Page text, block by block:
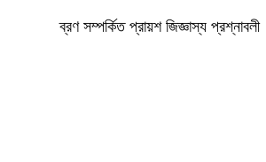
ব্রণ সম্পর্কিত প্রায়শ জিজ্ঞাস্য প্রশ্নাবলী